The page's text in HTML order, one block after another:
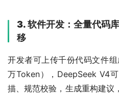
3. 软件开发：全量代码
移
开发者可上传千份代码文件
万Token），DeepSeek V4
描、规范校验，生成重构建议